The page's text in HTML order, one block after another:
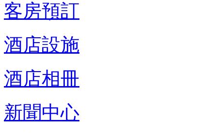
客房預訂
酒店設施
酒店相冊
新聞中心